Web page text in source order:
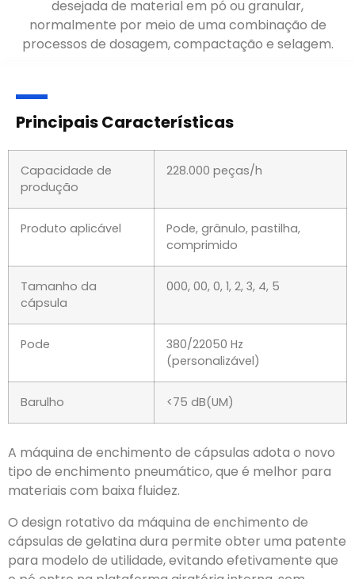
desejada de material em pó ou granular,
normalmente por meio de uma combinação de
processos de dosagem, compactação e selagem.
Principais Características
Capacidade de
produção
228.000 peças/h
Produto aplicável
Pode, grânulo, pastilha,
comprimido
Tamanho da
cápsula
000, 00, 0, 1, 2, 3, 4, 5
Pode
380/22050 Hz
(personalizável)
Barulho <75 dB(UM)
A máquina de enchimento de cápsulas adota o novo
tipo de enchimento pneumático, que é melhor para
materiais com baixa fluidez.
O design rotativo da máquina de enchimento de
cápsulas de gelatina dura permite obter uma patente
para modelo de utilidade, evitando efetivamente que